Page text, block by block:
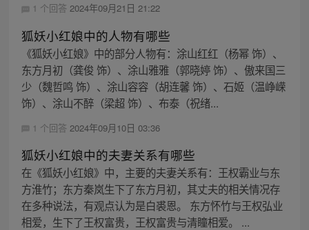
1 个回答 2024年09月21日 21:22
狐妖小红娘中的人物有哪些
《狐妖小红娘》中的部分人物有：涂山红红（杨幂 饰）、
东方月初（龚俊 饰）、涂山雅雅（郭晓婷 饰）、傲来国三
少（魏哲鸣 饰）、涂山容容（胡连馨 饰）、石姬（温峥嵘
饰）、涂山不醉（梁超 饰）、布泰（祝绪...
1 个回答 2024年09月10日 03:36
狐妖小红娘中的夫妻关系有哪些
在《狐妖小红娘》中，主要的夫妻关系有：王权霸业与东
方淮竹；东方秦岚生下了东方月初，其丈夫的相关情况存
在多种说法，有观点认为是白裘恩。 东方怀竹与王权弘业
相爱，生下了王权富贵，王权富贵与清瞳相爱。 ...